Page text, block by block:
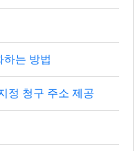
는 방법
정 청구 주소 제공